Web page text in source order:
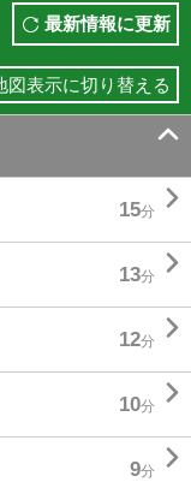
最新情報に更新
図表示に切り替える

15分 
13分 
12分 
10分 
9分 